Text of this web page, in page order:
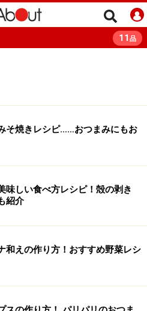
11 品
そ焼きレシピ……おつまみにもお
味しい食べ方レシピ！殻の剥き
紹介
和えの作り方！おすすめ野菜レシ